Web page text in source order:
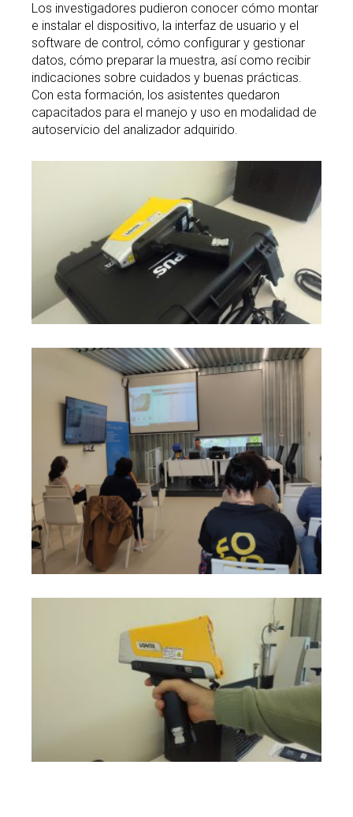
Los investigadores pudieron conocer cómo montar
e instalar el dispositivo, la interfaz de usuario y el
software de control, cómo configurar y gestionar
datos, cómo preparar la muestra, así como recibir
indicaciones sobre cuidados y buenas prácticas.
Con esta formación, los asistentes quedaron
capacitados para el manejo y uso en modalidad de
autoservicio del analizador adquirido.